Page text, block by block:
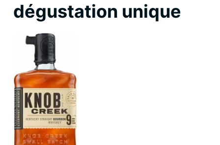
dégustation unique